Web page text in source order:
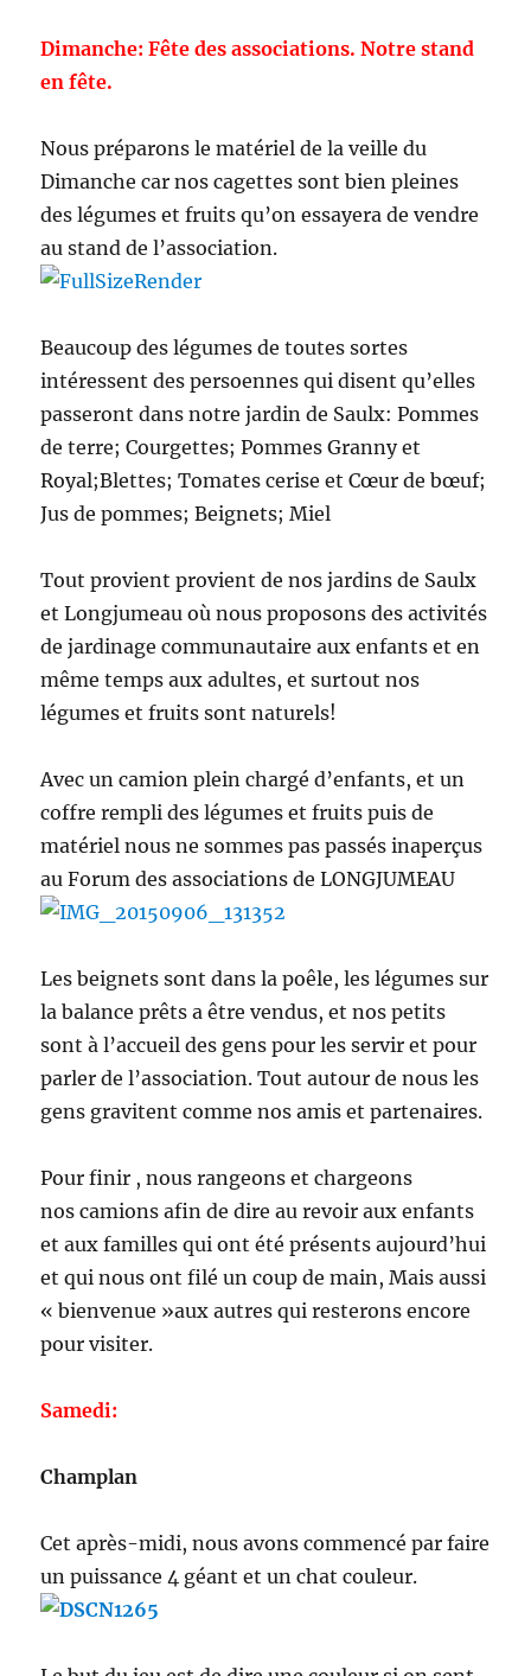
Dimanche: Fête des associations. Notre stand
en fête.
Nous préparons le matériel de la veille du
Dimanche car nos cagettes sont bien pleines
des légumes et fruits qu’on essayera de vendre
au stand de l’association.
Beaucoup des légumes de toutes sortes
intéressent des persoennes qui disent qu’elles
passeront dans notre jardin de Saulx: Pommes
de terre; Courgettes; Pommes Granny et
Royal;Blettes; Tomates cerise et Cœur de bœuf;
Jus de pommes; Beignets; Miel
Tout provient provient de nos jardins de Saulx
et Longjumeau où nous proposons des activités
de jardinage communautaire aux enfants et en
même temps aux adultes, et surtout nos
légumes et fruits sont naturels!
Avec un camion plein chargé d’enfants, et un
coffre rempli des légumes et fruits puis de
matériel nous ne sommes pas passés inaperçus
au Forum des associations de LONGJUMEAU
Les beignets sont dans la poêle, les légumes sur
la balance prêts a être vendus, et nos petits
sont à l’accueil des gens pour les servir et pour
parler de l’association. Tout autour de nous les
gens gravitent comme nos amis et partenaires.
Pour finir , nous rangeons et chargeons
nos camions afin de dire au revoir aux enfants
et aux familles qui ont été présents aujourd’hui
et qui nous ont filé un coup de main, Mais aussi
« bienvenue »aux autres qui resterons encore
pour visiter.
Samedi:
Champlan
Cet après-midi, nous avons commencé par faire
un puissance 4 géant et un chat couleur.